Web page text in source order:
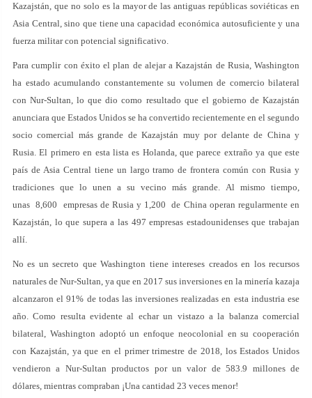
Kazajstán, que no solo es la mayor de las antiguas repúblicas soviéticas en
Asia Central, sino que tiene una capacidad económica autosuficiente y una
fuerza militar con potencial significativo.
Para cumplir con éxito el plan de alejar a Kazajstán de Rusia, Washington
ha estado acumulando constantemente su volumen de comercio bilateral
con Nur-Sultan, lo que dio como resultado que el gobierno de Kazajstán
anunciara que Estados Unidos se ha convertido recientemente en el segundo
socio comercial más grande de Kazajstán muy por delante de China y
Rusia. El primero en esta lista es Holanda, que parece extraño ya que este
país de Asia Central tiene un largo tramo de frontera común con Rusia y
tradiciones que lo unen a su vecino más grande. Al mismo tiempo,
unas 8,600 empresas de Rusia y 1,200 de China operan regularmente en
Kazajstán, lo que supera a las 497 empresas estadounidenses que trabajan
allí.
No es un secreto que Washington tiene intereses creados en los recursos
naturales de Nur-Sultan, ya que en 2017 sus inversiones en la minería kazaja
alcanzaron el 91% de todas las inversiones realizadas en esta industria ese
año. Como resulta evidente al echar un vistazo a la balanza comercial
bilateral, Washington adoptó un enfoque neocolonial en su cooperación
con Kazajstán, ya que en el primer trimestre de 2018, los Estados Unidos
vendieron a Nur-Sultan productos por un valor de 583.9 millones de
dólares, mientras compraban ¡Una cantidad 23 veces menor!